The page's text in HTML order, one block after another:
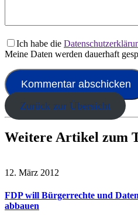
Ich habe die
Meine Daten werden dauerhaft
Zurück zur Übersicht
Weitere Artikel zum
12. März 2012
FDP will Bürgerrechte und
abbauen